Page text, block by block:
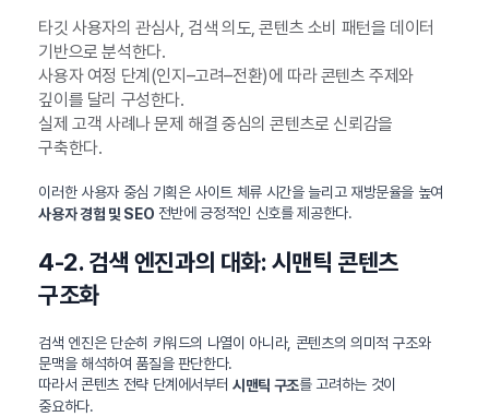
타깃 사용자의 관심사, 검색 의도, 콘텐츠 소비 패턴을 데이터
기반으로 분석한다.
사용자 여정 단계(인지–고려–전환)에 따라 콘텐츠 주제와
깊이를 달리 구성한다.
실제 고객 사례나 문제 해결 중심의 콘텐츠로 신뢰감을
구축한다.
이러한 사용자 중심 기획은 사이트 체류 시간을 늘리고 재방문율을 높여
사용자 경험 및 SEO 전반에 긍정적인 신호를 제공한다.
4-2. 검색 엔진과의 대화: 시맨틱 콘텐츠
구조화
검색 엔진은 단순히 키워드의 나열이 아니라, 콘텐츠의 의미적 구조와
문맥을 해석하여 품질을 판단한다.
따라서 콘텐츠 전략 단계에서부터시맨틱 구조를 고려하는 것이
중요하다.